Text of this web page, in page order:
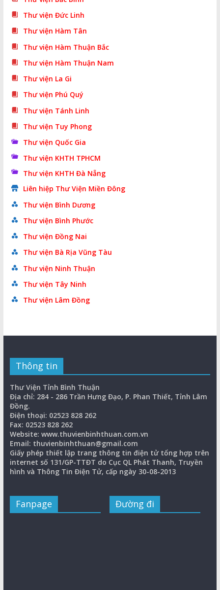
Thư viện Đức Linh
Thư viện Hàm Tân
Thư viện Hàm Thuận Bắc
Thư viện Hàm Thuận Nam
Thư viện La Gi
Thư viện Phú Quý
Thư viện Tánh Linh
Thư viện Tuy Phong
Thư viện Quốc Gia
Thư viện KHTH TPHCM
Thư viện KHTH Đà Nẵng
Liên hiệp Thư Viện Miền Đông
Thư viện Bình Dương
Thư viện Bình Phước
Thư viện Đồng Nai
Thư viện Bà Rịa Vũng Tàu
Thư viện Ninh Thuận
Thư viện Tây Ninh
Thư viện Lâm Đồng
Thông tin
Thư Viện Tỉnh Bình Thuận
Địa chỉ: 284 - 286 Trần Hưng Đạo, P. Phan Thiết, Tỉnh Lâm
Đồng.
Điện thoại: 02523 828 262
Fax: 02523 828 262
Website: www.thuvienbinhthuan.com.vn
Email: thuvienbinhthuan@gmail.com
Giấy phép thiết lập trang thông tin điện tử tổng hợp trên
internet số 131/GP-TTĐT do Cục QL Phát Thanh, Truyền
hình và Thông Tin Điện Tử, cấp ngày 30-08-2013
Fanpage Đường đi